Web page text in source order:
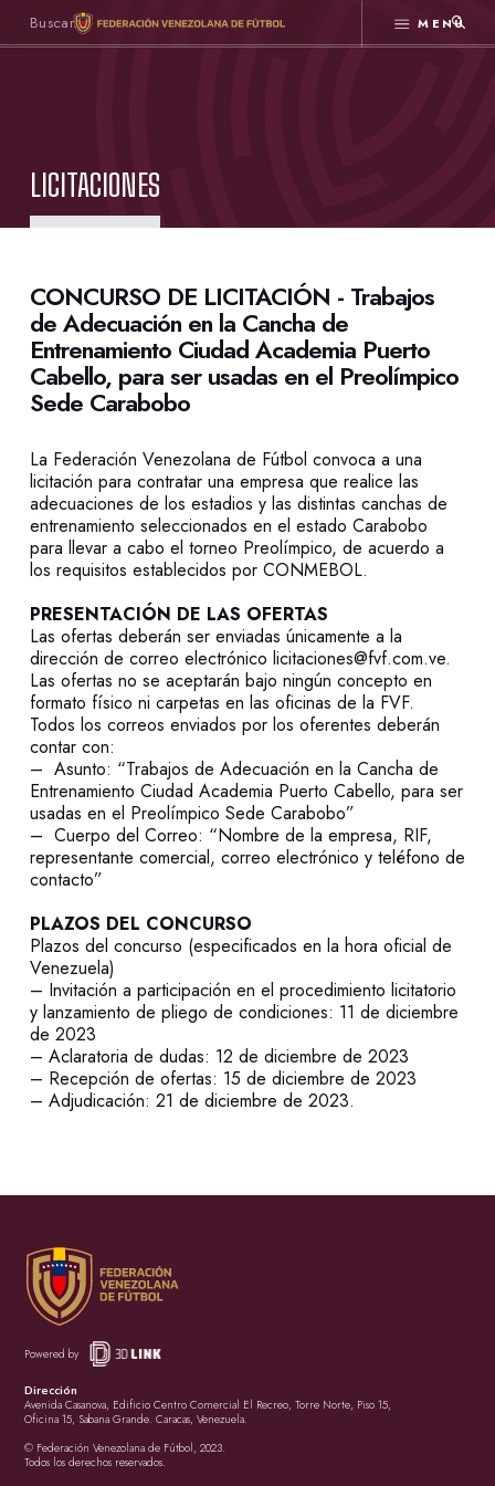
MENÚ
LICITACIONES
CONCURSO DE LICITACIÓN - Trabajos
de Adecuación en la Cancha de
Entrenamiento Ciudad Academia Puerto
Cabello, para ser usadas en el Preolímpico
Sede Carabobo
La Federación Venezolana de Fútbol convoca a una
licitación para contratar una empresa que realice las
adecuaciones de los estadios y las distintas canchas de
entrenamiento seleccionados en el estado Carabobo
para llevar a cabo el torneo Preolímpico, de acuerdo a
los requisitos establecidos por CONMEBOL.
PRESENTACIÓN DE LAS OFERTAS
Las ofertas deberán ser enviadas únicamente a la
dirección de correo electrónico licitaciones@fvf.com.ve.
Las ofertas no se aceptarán bajo ningún concepto en
formato físico ni carpetas en las oficinas de la FVF.
Todos los correos enviados por los oferentes deberán
contar con:
– Asunto: “Trabajos de Adecuación en la Cancha de
Entrenamiento Ciudad Academia Puerto Cabello, para ser
usadas en el Preolímpico Sede Carabobo”
– Cuerpo del Correo: “Nombre de la empresa, RIF,
representante comercial, correo electrónico y teléfono de
contacto”
PLAZOS DEL CONCURSO
Plazos del concurso (especificados en la hora oficial de
Venezuela)
– Invitación a participación en el procedimiento licitatorio
y lanzamiento de pliego de condiciones: 11 de diciembre
de 2023
– Aclaratoria de dudas: 12 de diciembre de 2023
– Recepción de ofertas: 15 de diciembre de 2023
– Adjudicación: 21 de diciembre de 2023.
Powered by
Dirección
Avenida Casanova, Edificio Centro Comercial El Recreo, Torre Norte, Piso 15,
Oficina 15, Sabana Grande. Caracas, Venezuela.
© Federación Venezolana de Fútbol, 2023.
Todos los derechos reservados.